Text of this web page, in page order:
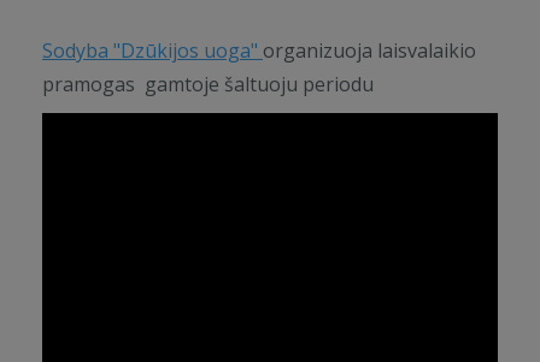
Sodyba "Dzūkijos uoga" organizuoja laisvalaikio
pramogas gamtoje šaltuoju periodu